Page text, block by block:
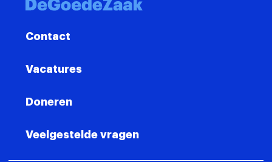
Contact
Vacatures
Doneren
Veelgestelde vragen